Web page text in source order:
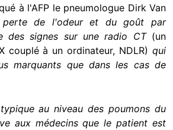
à l'AFP le pneumologue Dirk Van
de l'odeur et du goût par
des signes sur une radio CT (un
couplé à un ordinateur, NDLR) qui
marquants que dans les cas de
au niveau des poumons du
aux médecins que le patient est